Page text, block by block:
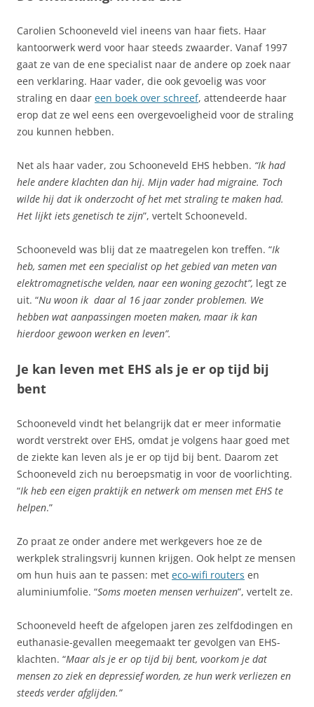
Carolien Schooneveld viel ineens van haar fiets. Haar
kantoorwerk werd voor haar steeds zwaarder. Vanaf 1997
gaat ze van de ene specialist naar de andere op zoek naar
een verklaring. Haar vader, die ook gevoelig was voor
straling en daar een boek over schreef, attendeerde haar
erop dat ze wel eens een overgevoeligheid voor de straling
zou kunnen hebben.
Net als haar vader, zou Schooneveld EHS hebben. “Ik had
hele andere klachten dan hij. Mijn vader had migraine. Toch
wilde hij dat ik onderzocht of het met straling te maken had.
Het lijkt iets genetisch te zijn”, vertelt Schooneveld.
Schooneveld was blij dat ze maatregelen kon treffen. “Ik
heb, samen met een specialist op het gebied van meten van
elektromagnetische velden, naar een woning gezocht”, legt ze
uit. “Nu woon ik daar al 16 jaar zonder problemen. We
hebben wat aanpassingen moeten maken, maar ik kan
hierdoor gewoon werken en leven”.
Je kan leven met EHS als je er op tijd bij
bent
Schooneveld vindt het belangrijk dat er meer informatie
wordt verstrekt over EHS, omdat je volgens haar goed met
de ziekte kan leven als je er op tijd bij bent. Daarom zet
Schooneveld zich nu beroepsmatig in voor de voorlichting.
“Ik heb een eigen praktijk en netwerk om mensen met EHS te
helpen.”
Zo praat ze onder andere met werkgevers hoe ze de
werkplek stralingsvrij kunnen krijgen. Ook helpt ze mensen
om hun huis aan te passen: met eco-wifi routers en
aluminiumfolie. “Soms moeten mensen verhuizen”, vertelt ze.
Schooneveld heeft de afgelopen jaren zes zelfdodingen en
euthanasie-gevallen meegemaakt ter gevolgen van EHS-
klachten. “Maar als je er op tijd bij bent, voorkom je dat
mensen zo ziek en depressief worden, ze hun werk verliezen en
steeds verder afglijden.”